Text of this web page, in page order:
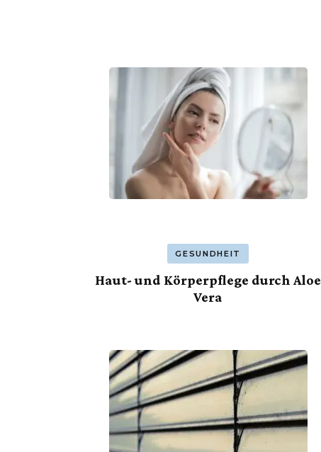
GESUNDHEIT
Haut- und Körperpflege durch Aloe
Vera